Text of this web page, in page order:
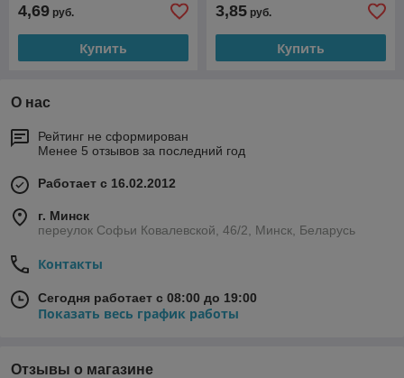
4,69 руб.
Купить
3,85 руб.
Купить
О нас
Рейтинг не сформирован
Менее 5 отзывов за последний год
Работает с 16.02.2012
г. Минск
переулок Софьи Ковалевской, 46/2, Минск, Беларусь
Контакты
Сегодня работает с 08:00 до 19:00
Показать весь график работы
Отзывы о магазине